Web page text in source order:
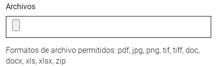
Archivos
Formatos de archivo permitidos: pdf, jpg, png, tif, tiff, doc,
docx, xls, xlsx, zip